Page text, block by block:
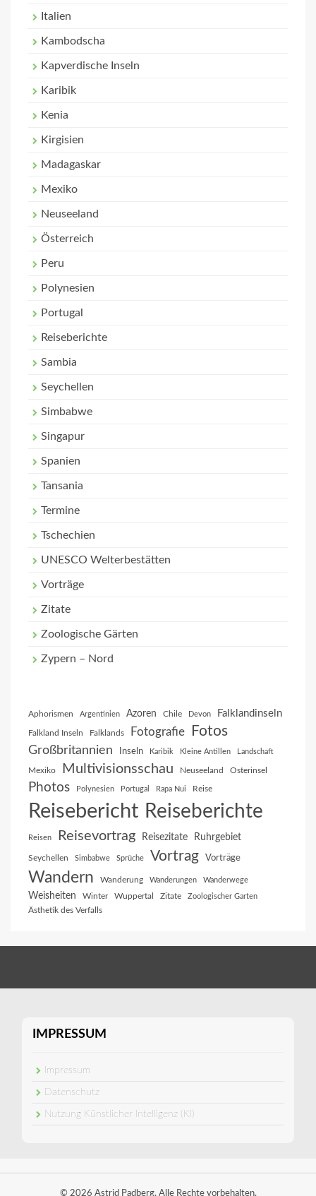
Italien
Kambodscha
Kapverdische Inseln
Karibik
Kenia
Kirgisien
Madagaskar
Mexiko
Neuseeland
Österreich
Peru
Polynesien
Portugal
Reiseberichte
Sambia
Seychellen
Simbabwe
Singapur
Spanien
Tansania
Termine
Tschechien
UNESCO Welterbestätten
Vorträge
Zitate
Zoologische Gärten
Zypern – Nord
Aphorismen Argentinien Azoren Chile Devon Falklandinseln
Falkland Inseln Falklands Fotografie Fotos
Großbritannien Inseln Karibik Kleine Antillen Landschaft
Mexiko Multivisionsschau Neuseeland Osterinsel
Photos Polynesien Portugal Rapa Nui Reise
Reisebericht Reiseberichte
Reisen Reisevortrag Reisezitate Ruhrgebiet
Seychellen Simbabwe Sprüche Vortrag Vorträge
Wandern Wanderung Wanderungen Wanderwege
Weisheiten Winter Wuppertal Zitate Zoologischer Garten
Ästhetik des Verfalls
IMPRESSUM
Impressum
Datenschutz
Nutzung Künstlicher Intelligenz (KI)
© 2026 Astrid Padberg. Alle Rechte vorbehalten.